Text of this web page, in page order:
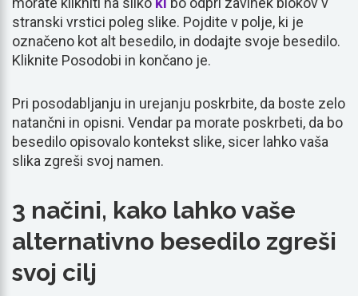
stranski vrstici poleg slike. Pojdite v polje, ki je
označeno kot alt besedilo, in dodajte svoje besedilo.
Kliknite Posodobi in končano je.
Pri posodabljanju in urejanju poskrbite, da boste zelo
natančni in opisni. Vendar pa morate poskrbeti, da bo
besedilo opisovalo kontekst slike, sicer lahko vaša
slika zgreši svoj namen.
3 načini, kako lahko vaše
alternativno besedilo zgreši
svoj cilj